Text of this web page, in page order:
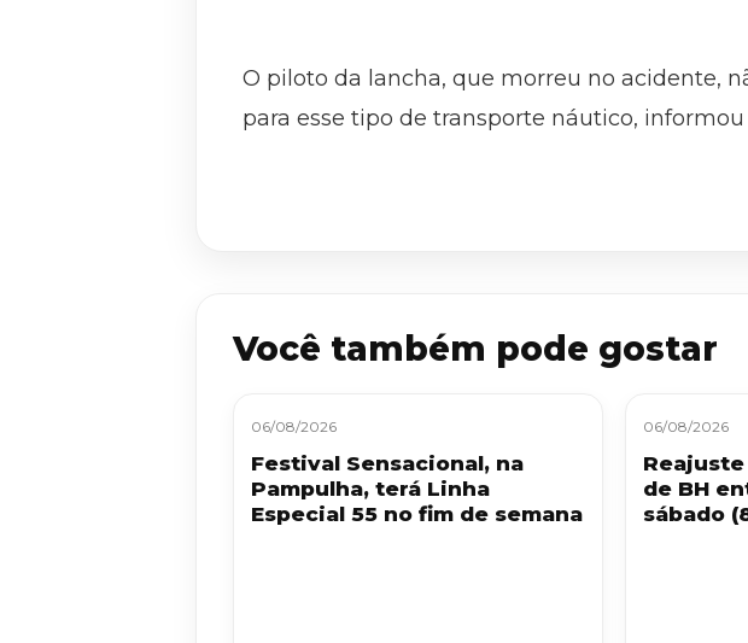
O piloto da lancha, que morreu no acidente,
para esse tipo de transporte náutico,
Você também pode gostar
06/08/2026
Festival Sensacional, na
Pampulha, terá Linha
Especial 55 no fim de semana
06/08/2026
de BH
sábado